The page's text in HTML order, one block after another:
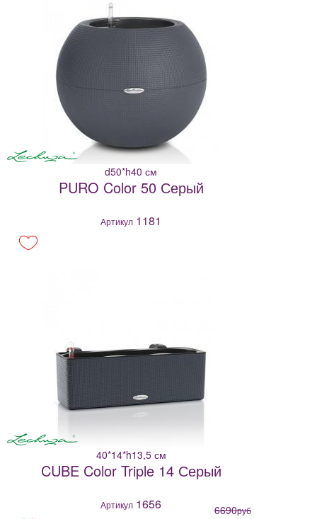
d50*h40 см
PURO Color 50 Серый
Артикул 1181
40*14*h13,5 см
CUBE Color Triple 14 Серый
Артикул 1656 6690руб